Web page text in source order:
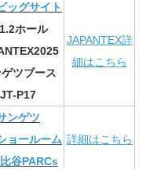
ッグサイト
ホール
ツブース
JT-P17
JAPANTEX詳
細はこちら
ンゲツ
ョールーム
谷PARCs
詳細はこちら